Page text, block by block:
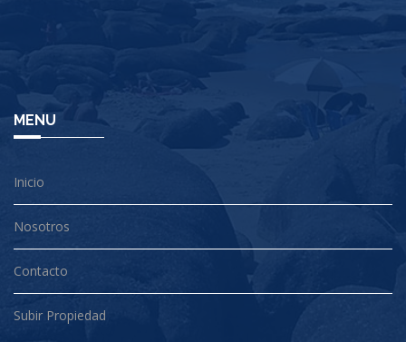
MENU
Inicio
Nosotros
Contacto
Subir Propiedad